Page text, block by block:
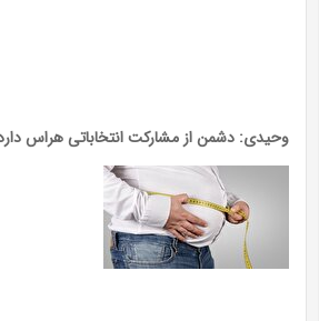
وحیدی: دشمن از مشارکت انتخاباتی هراس دارد